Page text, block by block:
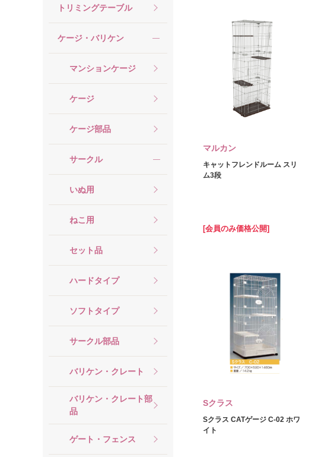
トリミングテーブル
ケージ・バリケン
マンションケージ
ケージ
ケージ部品
サークル
いぬ用
ねこ用
セット品
ハードタイプ
ソフトタイプ
サークル部品
バリケン・クレート
バリケン・クレート部
品
ゲート・フェンス
マルカン
キャットフレンドルーム スリ
ム3段
[会員のみ価格公開]
Sクラス
Sクラス CATゲージ C‐02 ホワ
イト